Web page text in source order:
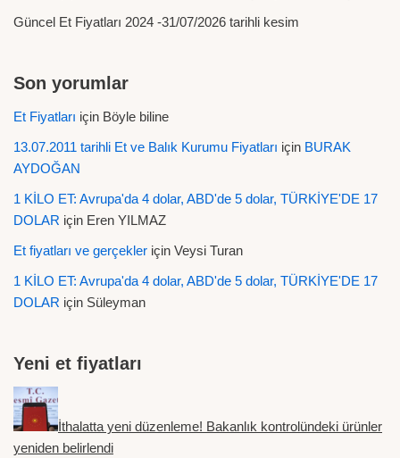
Güncel Et Fiyatları 2024 -31/07/2026 tarihli kesim
Son yorumlar
Et Fiyatları için Böyle biline
13.07.2011 tarihli Et ve Balık Kurumu Fiyatları için BURAK
AYDOĞAN
1 KİLO ET: Avrupa'da 4 dolar, ABD'de 5 dolar, TÜRKİYE'DE 17
DOLAR için Eren YILMAZ
Et fiyatları ve gerçekler için Veysi Turan
1 KİLO ET: Avrupa'da 4 dolar, ABD'de 5 dolar, TÜRKİYE'DE 17
DOLAR için Süleyman
Yeni et fiyatları
İthalatta yeni düzenleme! Bakanlık kontrolündeki ürünler
yeniden belirlendi